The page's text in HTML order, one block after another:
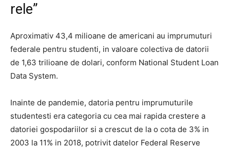
rele”
Aproximativ 43,4 milioane de americani au imprumuturi
federale pentru studenti, in valoare colectiva de datorii
de 1,63 trilioane de dolari, conform National Student Loan
Data System.
Inainte de pandemie, datoria pentru imprumuturile
studentesti era categoria cu cea mai rapida crestere a
datoriei gospodariilor si a crescut de la o cota de 3% in
2003 la 11% in 2018, potrivit datelor Federal Reserve